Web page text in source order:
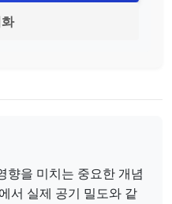
향을 미치는 중요한 개념
서 실제 공기 밀도와 같